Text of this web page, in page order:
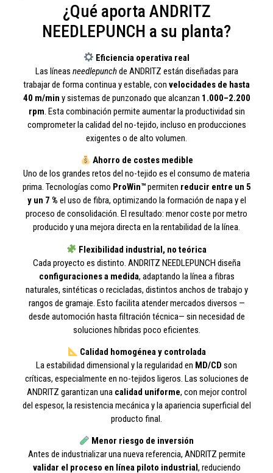
¿Qué aporta ANDRITZ
NEEDLEPUNCH a su planta?
Eficiencia operativa real
Las líneas needlepunchde ANDRITZ están diseñadas para
trabajar de forma continua y estable, con velocidades de hasta
40 m/min y sistemas de punzonado que alcanzan 1.000–2.200
rpm. Esta combinación permite aumentar la productividad sin
comprometer la calidad del no-tejido, incluso en producciones
exigentes o de alto volumen.
Ahorro de costes medible
Uno de los grandes retos del no-tejido es el consumo de materia
prima. Tecnologías como ProWin™permiten reducir entre un 5
y un 7 % el uso de fibra, optimizando la formación de napa y el
proceso de consolidación. El resultado: menor coste por metro
producido y una mejora directa en la rentabilidad de la línea.
Flexibilidad industrial, no teórica
Cada proyecto es distinto. ANDRITZ NEEDLEPUNCH diseña
configuraciones a medida, adaptando la línea a fibras
naturales, sintéticas o recicladas, distintos anchos de trabajo y
rangos de gramaje. Esto facilita atender mercados diversos —
desde automoción hasta filtración técnica— sin necesidad de
soluciones híbridas poco eficientes.
Calidad homogénea y controlada
La estabilidad dimensional y la regularidad en MD/CD son
críticas, especialmente en no-tejidos ligeros. Las soluciones de
ANDRITZ garantizan una calidad uniforme, con mejor control
del espesor, la resistencia mecánica y la apariencia superficial del
producto final.
Menor riesgo de inversión
Antes de industrializar una nueva referencia, ANDRITZ permite
validar el proceso en línea piloto industrial , reduciendo